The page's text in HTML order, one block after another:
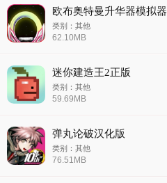
欧布奥特曼升华器模拟器
类别：其他
62.10MB
迷你建造王2正版
类别：其他
59.69MB
弹丸论破汉化版
类别：其他
76.51MB